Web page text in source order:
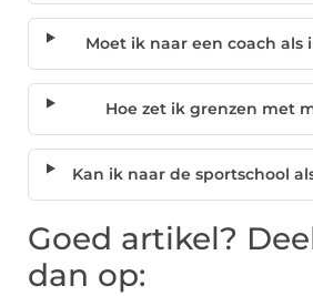
Moet ik naar een coach als
Hoe zet ik grenzen met
Kan ik naar de sportschool
Goed artikel?
dan op: